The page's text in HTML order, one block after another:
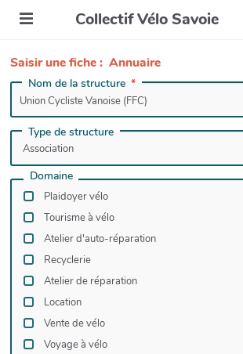
Collectif Vélo Savoie
Saisir une fiche : Annuaire
Nom de la structure
Type de structure
Domaine
Plaidoyer vélo
Tourisme à vélo
Atelier d'auto-réparation
Recyclerie
Atelier de réparation
Location
Vente de vélo
Voyage à vélo